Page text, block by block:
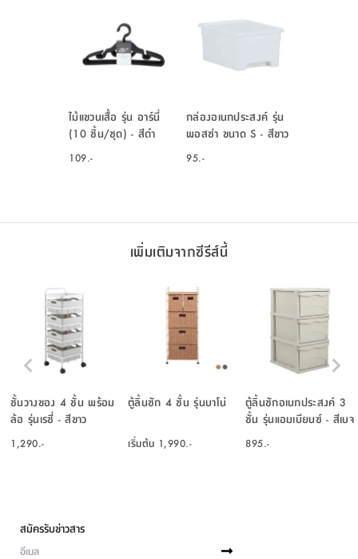
ไม้แขวนเสื้อ รุ่น อาร์นี่
(10 ชิ้น/ชุด) - สีดำ
109.-
กล่องอเนกประสงค์ รุ่น
พอสซ่า ขนาด S - สีขาว
95.-
เพิ่มเติมจากซีรีส์นี้
ชั้นวางของ 4 ชั้น พร้อม
ล้อ รุ่นเรซี่ - สีขาว
1,290.-
ตู้ลิ้นชัก 4 ชั้น รุ่นบาโน่
เริ่มต้น 1,990.-
ตู้ลิ้นชักอเนกประสงค์ 3
ชั้น รุ่นแอมเบียนซ์ - สีเบจ
895.-
สมัครรับข่าวสาร